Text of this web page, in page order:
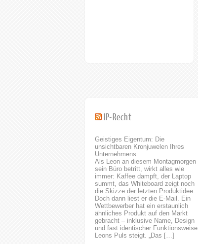
juristischer Kenntnisse sind
erforderlich für den optimalen
Unsere Antwälte sowie
Patentanwälte können für Sie
vor den zuständigen Ämtern
oder Gerichten einen
bestmöglich Schutz für Ihre
Innovationen erzielen. horak.
RECHTSANWÄLTE
FACHANWÄLTE
PATENTANWÄLTE
Kontaktieren Sie uns für eine
erste Beratung. ( Kontakt )
IP-Recht
Geistiges Eigentum: Die
unsichtbaren Kronjuwelen Ihres
Unternehmens
Als Leon an diesem Montagmorgen
sein Büro betritt, wirkt alles wie
immer: Kaffee dampft, der Laptop
summt, das Whiteboard zeigt noch
die Skizze der letzten Produktidee.
Doch dann liest er die E-Mail. Ein
Wettbewerber hat ein erstaunlich
ähnliches Produkt auf den Markt
gebracht – inklusive Name, Design
und fast identischer Funktionsweise.
Leons Puls steigt. „Das […]